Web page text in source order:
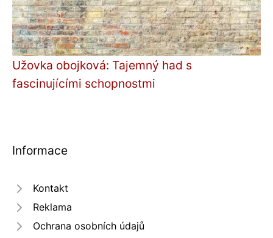
Užovka obojková: Tajemný had s
fascinujícími schopnostmi
Informace
Kontakt
Reklama
Ochrana osobních údajů